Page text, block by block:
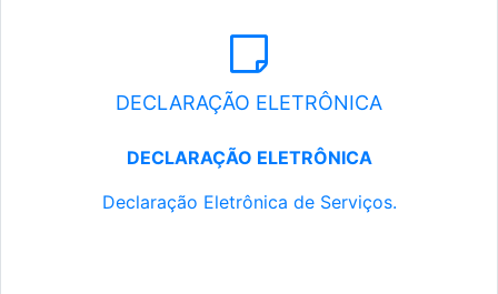
DECLARAÇÃO ELETRÔNICA
DECLARAÇÃO ELETRÔNICA
Declaração Eletrônica de Serviços.